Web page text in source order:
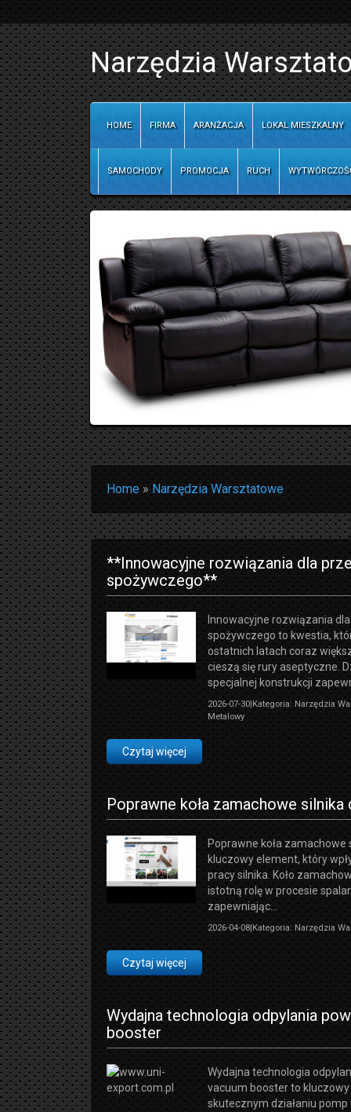
Narzędzia
HOME FIRMA ARANŻACJA LOKAL MIESZKALNY
SAMOCHODY PROMOCJA RUCH
Home»Narzędzia Warsztatowe
**Innowacyjne rozwiązania dla
spożywczego**
Innowacyjne rozwiązania
spożywczego to kwestia,
ostatnich latach coraz
cieszą się rury aseptyczne.
specjalnej konstrukcji
2026-07-30 Kategoria: Narzędzia
Metalowy
Czytaj więcej
Poprawne koła zamachowe silnika
Poprawne koła zamachowe
kluczowy element, który
pracy silnika. Koło
istotną rolę w procesie
zapewniając...
2026-04-08 Kategoria: Narzędzia
Czytaj więcej
Wydajna technologia odpylania
booster
Wydajna technologia
vacuum booster to
skutecznym działaniu